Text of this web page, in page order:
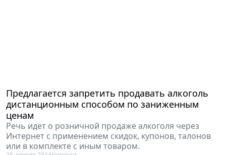
Предлагается запретить продавать алкоголь
дистанционным способом по заниженным
ценам
Речь идет о розничной продаже алкоголя через
Интернет с применением скидок, купонов, талонов
или в комплекте с иным товаром.